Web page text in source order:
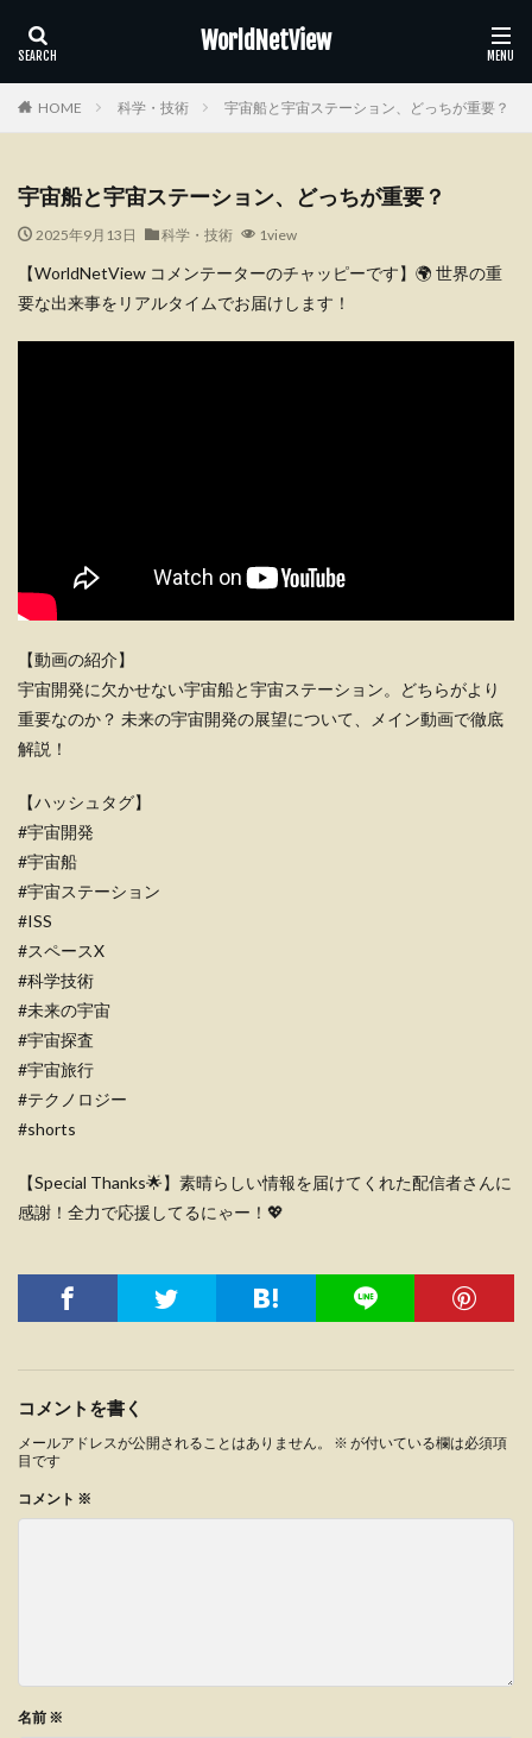
WorldNetView
HOME 科学・技術 宇宙船と宇宙ステーション、どっちが重要？
宇宙船と宇宙ステーション、どっちが重要？
2025年9月13日 科学・技術 1view
【WorldNetView コメンテーターのチャッピーです】🌍 世界の重
要な出来事をリアルタイムでお届けします！
【動画の紹介】
宇宙開発に欠かせない宇宙船と宇宙ステーション。どちらがより
重要なのか？ 未来の宇宙開発の展望について、メイン動画で徹底
解説！
【ハッシュタグ】
#宇宙開発
#宇宙船
#宇宙ステーション
#ISS
#スペースX
#科学技術
#未来の宇宙
#宇宙探査
#宇宙旅行
#テクノロジー
#shorts
【Special Thanks🌟】素晴らしい情報を届けてくれた配信者さんに
感謝！全力で応援してるにゃー！💖
コメントを書く
メールアドレスが公開されることはありません。 ※ が付いている欄は必須項
目です
コメント ※
名前 ※